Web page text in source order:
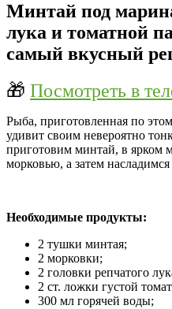
Минтай под
лука и томатной
самый вкусный
🎁 Посмотреть в
Рыба, приготовленная по
удивит своим невероятно
приготовим минтай, в ярком
морковью, а затем
Необходимые продукты:
2 тушки минтая;
2 морковки;
2 головки репчатого
2 ст. ложки густой
300 мл горячей воды;